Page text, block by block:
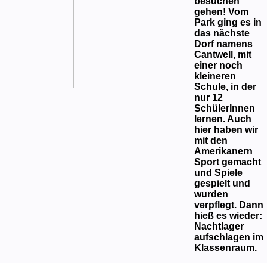
gehen! Vom
Park ging es in
das nächste
Dorf namens
Cantwell, mit
einer noch
kleineren
Schule, in der
nur 12
SchülerInnen
lernen. Auch
hier haben wir
mit den
Amerikanern
Sport gemacht
und Spiele
gespielt und
wurden
verpflegt. Dann
hieß es wieder:
Nachtlager
aufschlagen im
Klassenraum.